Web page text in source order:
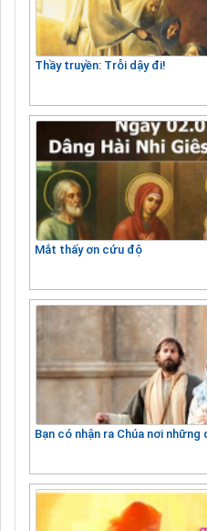
Thầy truyền: Trỗi dậy đi!
Mắt thấy ơn cứu độ
Bạn có nhận ra Chúa nơi những